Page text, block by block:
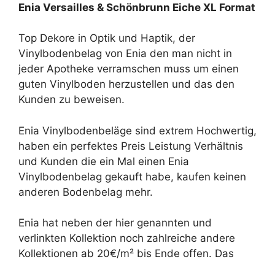
Enia Versailles & Schönbrunn Eiche XL Format
Top Dekore in Optik und Haptik, der
Vinylbodenbelag von Enia den man nicht in
jeder Apotheke verramschen muss um einen
guten Vinylboden herzustellen und das den
Kunden zu beweisen.
Enia Vinylbodenbeläge sind extrem Hochwertig,
haben ein perfektes Preis Leistung Verhältnis
und Kunden die ein Mal einen Enia
Vinylbodenbelag gekauft habe, kaufen keinen
anderen Bodenbelag mehr.
Enia hat neben der hier genannten und
verlinkten Kollektion noch zahlreiche andere
Kollektionen ab 20€/m² bis Ende offen. Das